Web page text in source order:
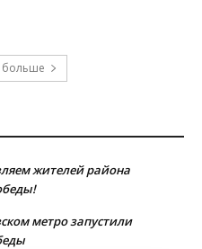
больше
жителей района
метро запустили